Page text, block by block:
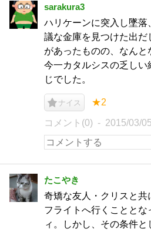
sarakura3
ハリケーンに突入し墜
議な金庫を見つけた出
があったものの、なんと
今一カタルシスの乏し
じでした。
ナイス ★2
コメント(0) 2015/03/05
たこやき
奇矯な友人・クリスと共
フライトへ行くこととな
ィ。しかし、その条件